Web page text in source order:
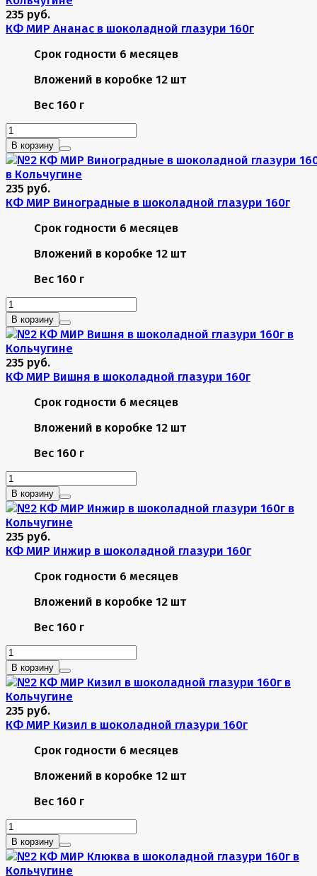
235 руб.
КФ МИР Ананас в шоколадной глазури 160г
Срок годности 6 месяцев
Вложений в коробке 12 шт
Вес 160 г
В корзину
235 руб.
КФ МИР Виноградные в шоколадной глазури 160г
Срок годности 6 месяцев
Вложений в коробке 12 шт
Вес 160 г
В корзину
235 руб.
КФ МИР Вишня в шоколадной глазури 160г
Срок годности 6 месяцев
Вложений в коробке 12 шт
Вес 160 г
В корзину
235 руб.
КФ МИР Инжир в шоколадной глазури 160г
Срок годности 6 месяцев
Вложений в коробке 12 шт
Вес 160 г
В корзину
235 руб.
КФ МИР Кизил в шоколадной глазури 160г
Срок годности 6 месяцев
Вложений в коробке 12 шт
Вес 160 г
В корзину